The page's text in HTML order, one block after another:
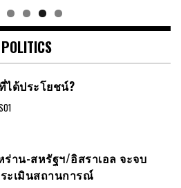
POLITICS
ด้ประโยชน์?
าน-สหรัฐฯ/อิสราเอล จะจบ
ะเมินสถานการณ์